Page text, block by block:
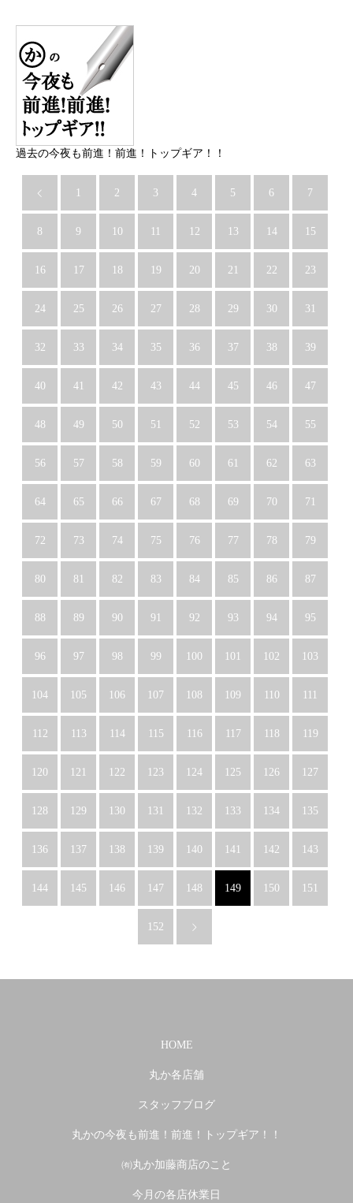
過去の今夜も前進！前進！トップギア！！
1 2 3 4 5 6 7
8 9 10 11 12 13 14 15
16 17 18 19 20 21 22 23
24 25 26 27 28 29 30 31
32 33 34 35 36 37 38 39
40 41 42 43 44 45 46 47
48 49 50 51 52 53 54 55
56 57 58 59 60 61 62 63
64 65 66 67 68 69 70 71
72 73 74 75 76 77 78 79
80 81 82 83 84 85 86 87
88 89 90 91 92 93 94 95
96 97 98 99 100 101 102 103
104 105 106 107 108 109 110 111
112 113 114 115 116 117 118 119
120 121 122 123 124 125 126 127
128 129 130 131 132 133 134 135
136 137 138 139 140 141 142 143
144 145 146 147 148 149 150 151
152
HOME
丸か各店舗
スタッフブログ
丸かの今夜も前進！前進！トップギア！！
㈲丸か加藤商店のこと
今月の各店休業日